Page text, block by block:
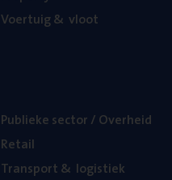
Voer­tuig& vloot
Publie­ke sec­tor / Overheid
Retail
Trans­port& logistiek